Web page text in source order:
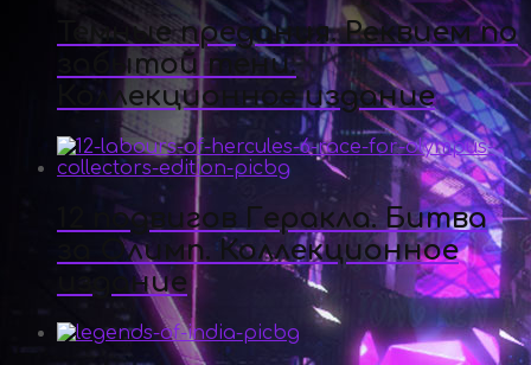
Темные предания. Реквием по
забытой тени.
Коллекционное издание
12 подвигов Геракла. Битва
за Олимп. Коллекционное
издание